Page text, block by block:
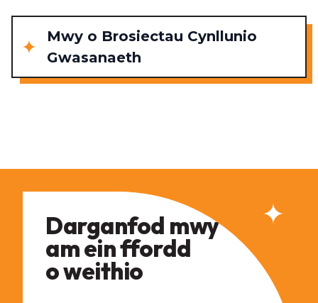
Mwy o Brosiectau Cynllunio
Gwasanaeth
Darganfod mwy
am ein ffordd
o weithio